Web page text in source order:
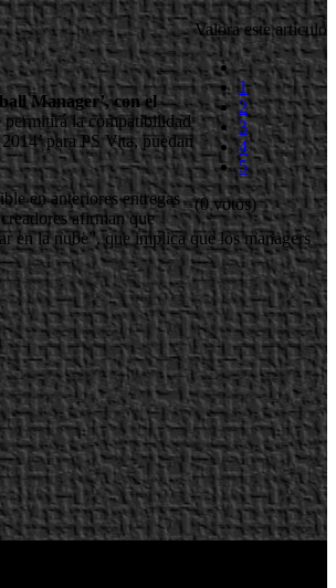
Valora este artículo
1
2
3
4
5
(0 votos)
Manager’, con el
permitirá la compatibilidad
para PS Vita, puedan
en anteriores entregas
afirman que
en la nube”, que implica que los managers